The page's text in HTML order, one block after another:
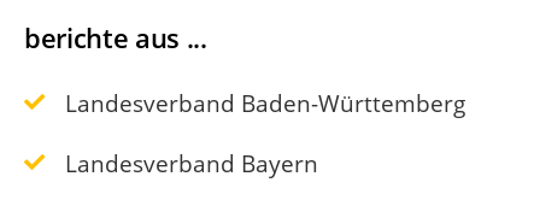
berichte aus ...
Landesverband Baden-Württemberg
Landesverband Bayern